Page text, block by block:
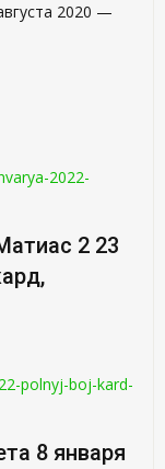
2020 —
2 23
8 января